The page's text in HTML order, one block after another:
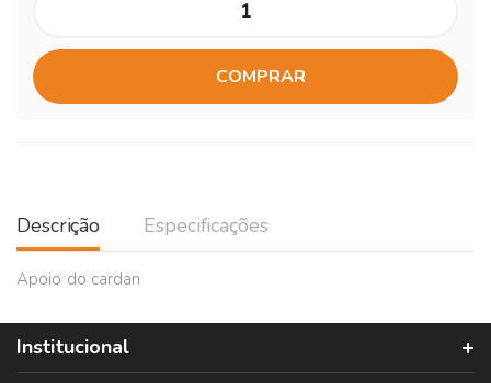
COMPRAR
Descrição Especificações
Apoio do cardan
Institucional